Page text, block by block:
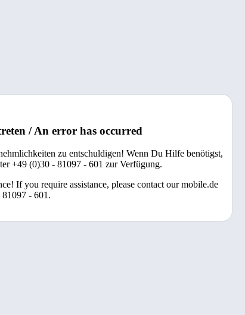
/ An error has occurred
zu entschuldigen! Wenn Du Hilfe benötigst,
+49 (0)30 - 81097 - 601 zur Verfügung.
If you require assistance, please contact our mobile.de
- 601.